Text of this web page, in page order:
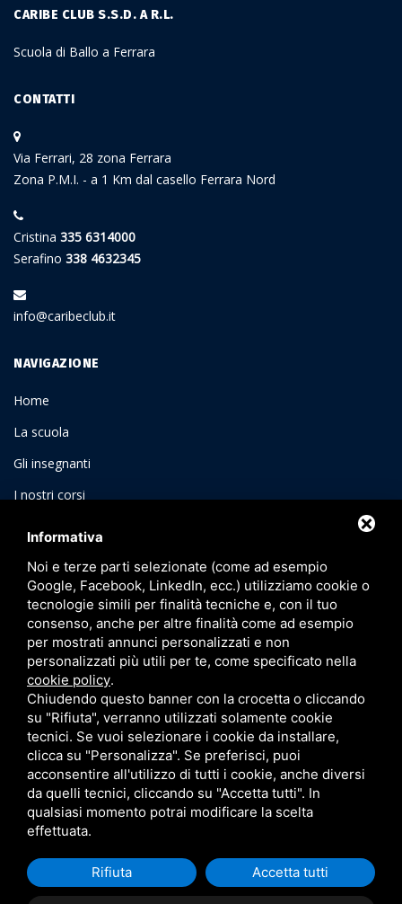
CARIBE CLUB S.S.D. A R.L.
Scuola di Ballo a Ferrara
CONTATTI
Via Ferrari, 28 zona Ferrara
Zona P.M.I. - a 1 Km dal casello Ferrara Nord
Cristina 335 6314000
Serafino 338 4632345
info@caribeclub.it
NAVIGAZIONE
Home
La scuola
Gli insegnanti
I nostri corsi
Eventi
Gallery
Contatti
Sitemap
Privacy
Questo sito è protetto da Google reCAPTCHA v3,Privacy Policy
Informativa
Noi e terze parti selezionate (come ad esempio
Google, Facebook, LinkedIn, ecc.) utilizziamo cookie o
tecnologie simili per finalità tecniche e, con il tuo
consenso, anche per altre finalità come ad esempio
per mostrati annunci personalizzati e non
personalizzati più utili per te, come specificato nella
cookie policy.
Chiudendo questo banner con la crocetta o cliccando
su "Rifiuta", verranno utilizzati solamente cookie
tecnici. Se vuoi selezionare i cookie da installare,
clicca su "Personalizza". Se preferisci, puoi
acconsentire all'utilizzo di tutti i cookie, anche diversi
da quelli tecnici, cliccando su "Accetta tutti". In
qualsiasi momento potrai modificare la scelta
effettuata.
Rifiuta Accetta tutti